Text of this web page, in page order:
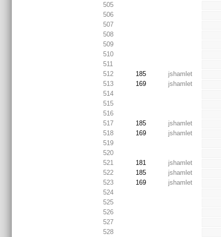
505
506
507
508
509
510
511
512
185
jshamlet
513
169
jshamlet
514
515
516
517
185
jshamlet
518
169
jshamlet
519
520
521
181
jshamlet
522
185
jshamlet
523
169
jshamlet
524
525
526
527
528